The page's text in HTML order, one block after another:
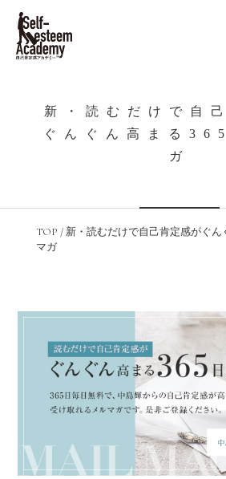
新・読むだけで自
ぐんぐん高まる
ガ
TOP / 新・読むだけで自己肯定感がぐん
マガ